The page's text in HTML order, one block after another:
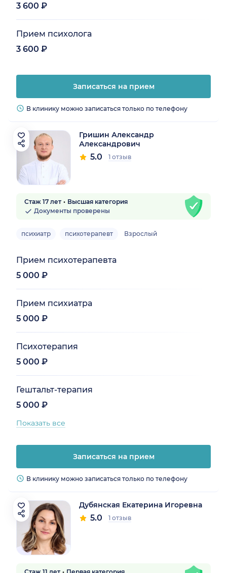
3 600 ₽
Прием психолога
3 600 ₽
Записаться на прием
В клинику можно записаться только по телефону
Гришин Александр
Александрович
5.0 1 отзыв
Стаж 17 лет
Высшая категория
Документы проверены
психиатр психотерапевт Взрослый
Прием психотерапевта
5 000 ₽
Прием психиатра
5 000 ₽
Психотерапия
5 000 ₽
Гештальт-терапия
5 000 ₽
Показать все
Записаться на прием
В клинику можно записаться только по телефону
Дубянская Екатерина Игоревна
5.0 1 отзыв